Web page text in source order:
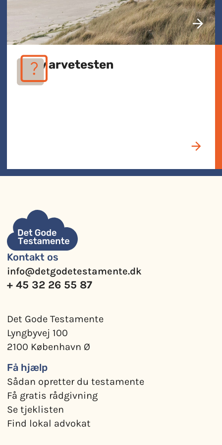
Prøv arvetesten
Kontakt os
info@detgodetestamente.dk
+ 45 32 26 55 87
Det Gode Testamente
Lyngbyvej 100
2100 København Ø
Få hjælp
Sådan opretter du testamente
Få gratis rådgivning
Se tjeklisten
Find lokal advokat